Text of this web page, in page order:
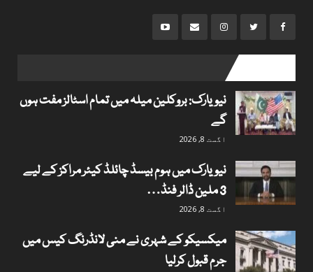
نیویارک: بروکلین میلہ میں تمام اسٹالز مفت ہوں
گے
اگست 8, 2026
نیویارک میں ہوم بیسڈ چائلڈ کیئر مراکز کے لیے
3 ملین ڈالر فنڈ…
اگست 8, 2026
میکسیکو کے شہری نے منی لانڈرنگ کیس میں
جرم قبول کرلیا